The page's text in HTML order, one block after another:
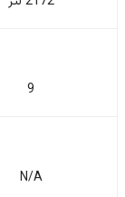
9
N/A